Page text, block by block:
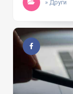
» Други